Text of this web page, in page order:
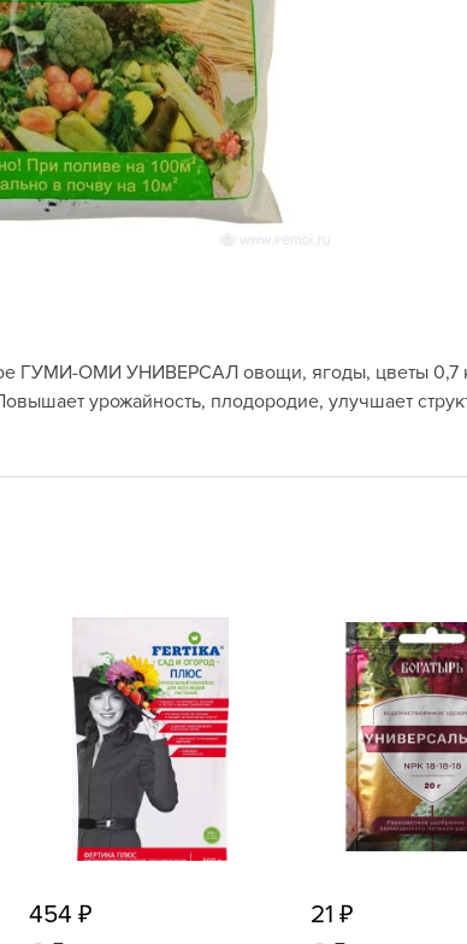
ГУМИ-ОМИ УНИВЕРСАЛ овощи, ягоды, цветы 0,7
урожайность, плодородие, улучшает
454 21